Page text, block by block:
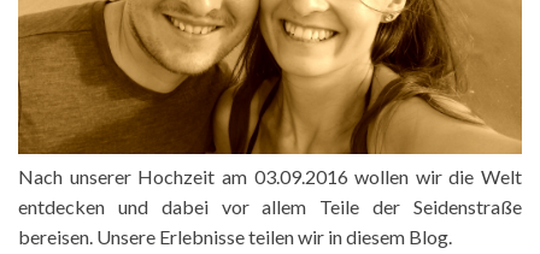
Nach unserer Hochzeit am 03.09.2016 wollen wir die Welt
entdecken und dabei vor allem Teile der Seidenstraße
bereisen. Unsere Erlebnisse teilen wir in diesem Blog.